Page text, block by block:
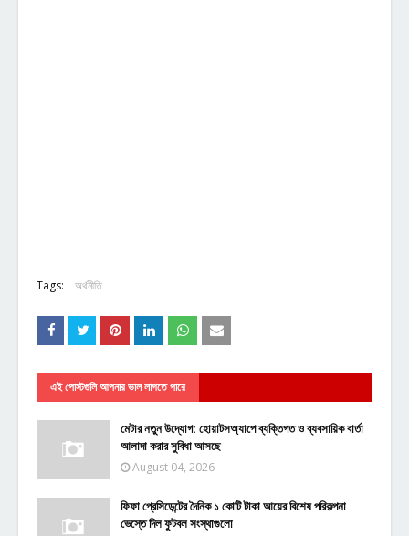
Tags: অর্থনীতি
এই পোস্টগুলি আপনার ভাল লাগতে পারে
মেটার নতুন উদ্যোগ: হোয়াটসঅ্যাপে ব্যক্তিগত ও ব্যবসায়িক বার্তা
আলাদা করার সুবিধা আসছে
August 04, 2026
ফিফা প্রেসিডেন্টের দৈনিক ১ কোটি টাকা আয়ের বিশেষ পরিকল্পনা
ভেস্তে দিল ফুটবল সংস্থাগুলো